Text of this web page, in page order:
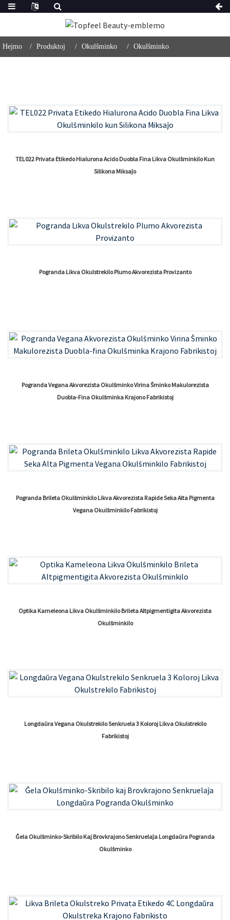
Hejmo Produktoj Okulŝminko Okulŝminko
TEL022 Privata Etikedo Hialurona Acido Duobla Fina Likva Okulŝminkilo Kun
Silikona Miksaĵo
Pogranda Likva Okulstrekilo Plumo Akvorezista Provizanto
Pogranda Vegana Akvorezista Okulŝminko Virina Ŝminko Makulorezista
Duobla-Fina Okulŝminka Krajono Fabrikistoj
Pogranda Brileta Okulŝminkilo Likva Akvorezista Rapide Seka Alta Pigmenta
Vegana Okulŝminkilo Fabrikistoj
Optika Kameleona Likva Okulŝminkilo Brileta Altpigmentigita Akvorezista
Okulŝminkilo
Longdaŭra Vegana Okulstrekilo Senkruela 3 Koloroj Likva Okulstrekilo
Fabrikistoj
Ĝela Okulŝminko-Skribilo Kaj Brovkrajono Senkruelaĵa Longdaŭra Pogranda
Okulŝminko